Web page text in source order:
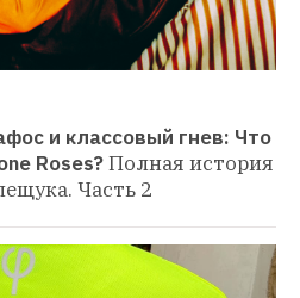
и классовый гнев: Что
Roses?Полная история
Часть 2